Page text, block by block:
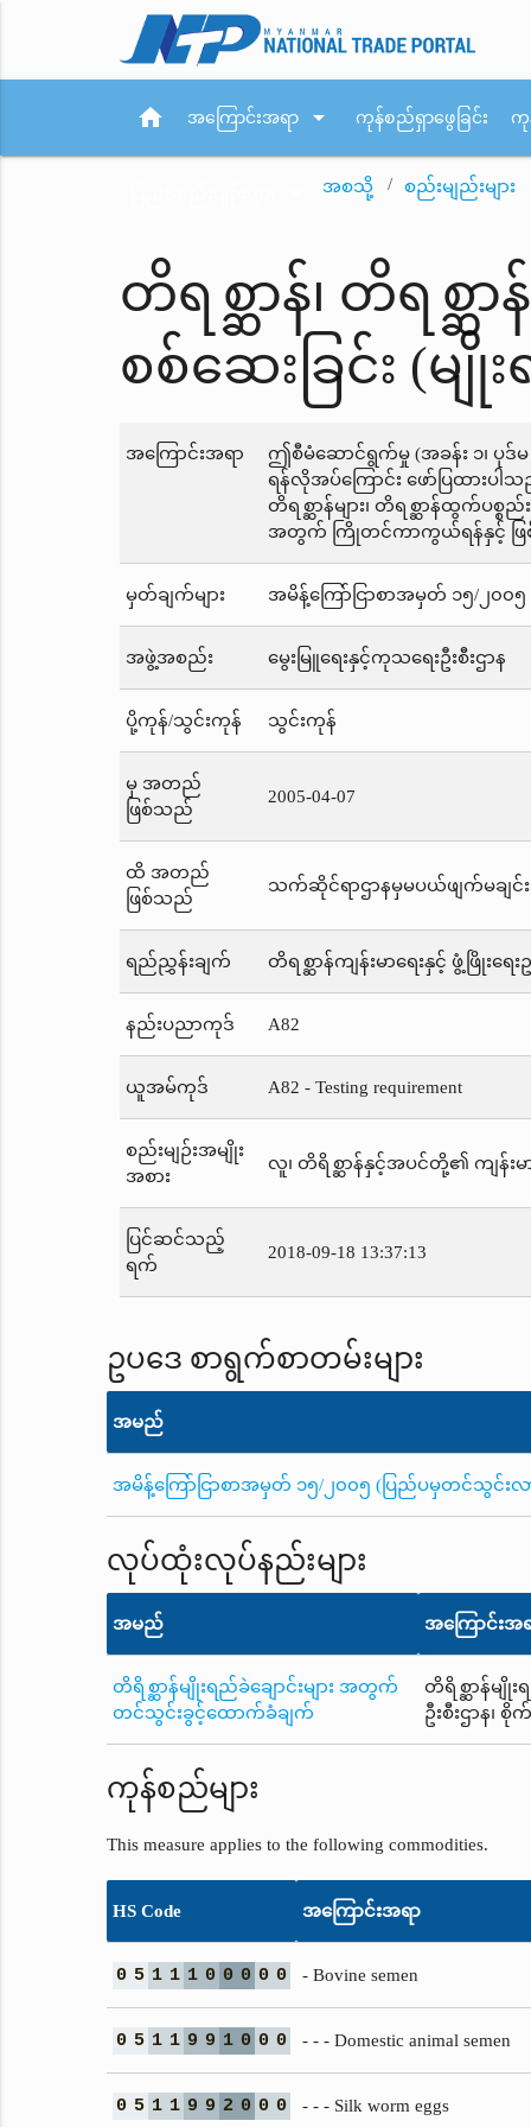
home အကြောင်းအရာ arrow_drop_down ကုန်စည်ရှာဖွေခြင်း ကု
အစသို့ စည်းမျည်းများ
တိရစ္ဆာန်၊ တိရစ္ဆ
စစ်ဆေးခြင်း (မျို
အကြောင်းအရာ
ဤစီမံဆောင်ရွက်မှု (အခန်း ၁၊ ပုဒ်မ
ရန်လိုအပ်ကြောင်း ဖော်ပြထားပါ
တိရစ္ဆာန်များ၊ တိရစ္ဆာန်ထွက်ပစ္စ
အတွက် ကြိုတင်ကာကွယ်ရန်နှင့် ဖြစ်
မှတ်ချက်များ အမိန့်ကြော်ငြာစာအမှတ် ၁၅/၂၀၀
အဖွဲ့အစည်း မွေးမြူရေးနှင့်ကုသရေးဦးစီးဌာန
ပို့ကုန်/သွင်းကုန် သွင်းကုန်
မှ အတည်
ဖြစ်သည်
2005-04-07
ထိ အတည်
ဖြစ်သည်
သက်ဆိုင်ရာဌာနမှမပယ်ဖျက်မချ
ရည်ညွှန်းချက် တိရစ္ဆာန်ကျန်းမာရေးနှင့် ဖွံ့ဖြိုးရေး
နည်းပညာကုဒ် A82
ယူအမ်ကုဒ် A82 - Testing requirement
စည်းမျဉ်းအမျိုး
အစား
လူ၊ တိရိစ္ဆာန်နှင့်အပင်တို့၏ ကျန်းမ
ပြင်ဆင်သည့်
ရက်
2018-09-18 13:37:13
ဥပဒေ စာရွက်စာတမ်းများ
အမည်
အမိန့်ကြော်ငြာစာအမှတ် ၁၅/၂၀၀၅ (ပြည်ပမှတင်သွင်း
လုပ်ထုံးလုပ်နည်းများ
အမည် အကြောင်းအ
တိရိစ္ဆာန်မျိုးရည်ခဲချောင်းများ အတွက်
တင်သွင်းခွင့်ထောက်ခံချက်
တိရိစ္ဆာန်မျို
ဦးစီးဌာန၊
ကုန်စည်များ
This measure applies to the following commodities.
HS Code အကြောင်းအရာ
0 5 1 1 1 0 0 0 0 0 - Bovine semen
0 5 1 1 9 9 1 0 0 0 - - - Domestic animal semen
0 5 1 1 9 9 2 0 0 0 - - - Silk worm eggs